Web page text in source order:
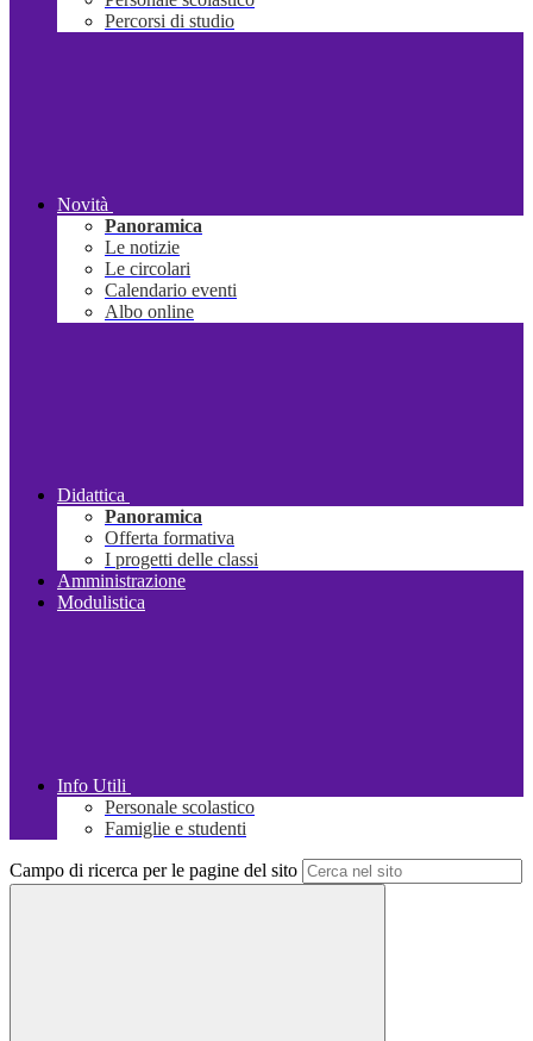
Percorsi di studio
Novità
Panoramica
Le notizie
Le circolari
Calendario eventi
Albo online
Didattica
Panoramica
Offerta formativa
I progetti delle classi
Amministrazione
Modulistica
Info Utili
Personale scolastico
Famiglie e studenti
Campo di ricerca per le pagine del sito